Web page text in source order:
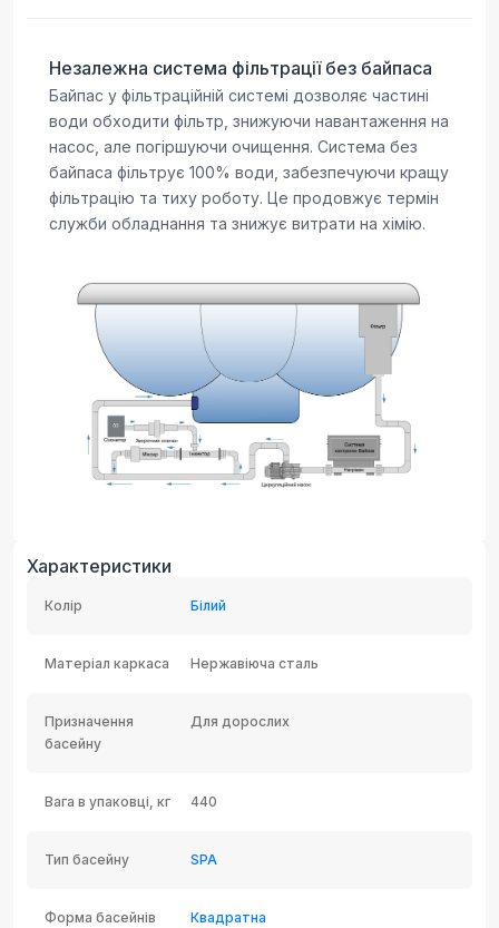
Незалежна система фільтрації без байпаса
Байпас у фільтраційній системі дозволяє частині
води обходити фільтр, знижуючи навантаження на
насос, але погіршуючи очищення. Система без
байпаса фільтрує 100% води, забезпечуючи кращу
фільтрацію та тиху роботу. Це продовжує термін
служби обладнання та знижує витрати на хімію.
Характеристики
Колір Білий
Матеріал каркаса Нержавіюча сталь
Призначення
басейну
Для дорослих
Вага в упаковці, кг 440
Тип басейну SPA
Форма басейнів Квадратна